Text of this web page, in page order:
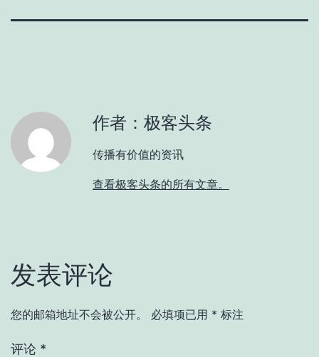
作者：极客头条
传播有价值的资讯
查看极客头条的所有文章。
发表评论
您的邮箱地址不会被公开。 必填项已用 * 标注
评论 *